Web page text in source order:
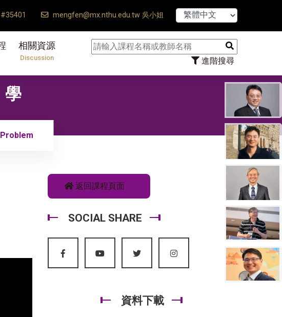
mengfen@mx.nthu.edu.tw 吳小姐
相關資源
Discussion 進階搜尋
生論文口試結束Thesis Defense Ends
返回課程頁面
SOCIAL SHARE
資料下載